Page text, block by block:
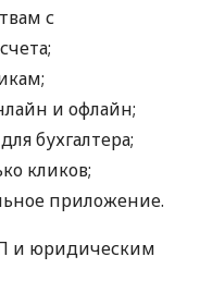
с
и офлайн;
бухгалтера;
кликов;
приложение.
и юридическим